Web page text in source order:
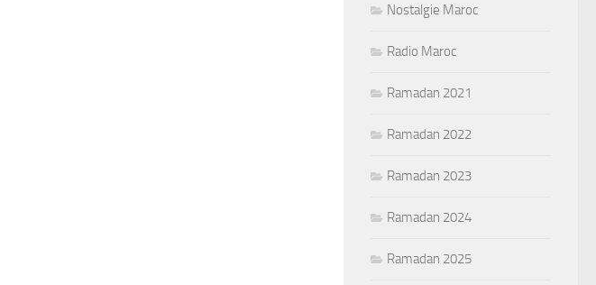
Nostalgie Maroc
Radio Maroc
Ramadan 2021
Ramadan 2022
Ramadan 2023
Ramadan 2024
Ramadan 2025